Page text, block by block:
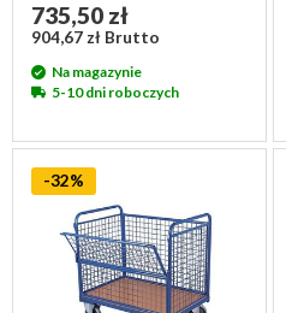
735,50 zł
904,67 zł Brutto
Na magazynie
5-10 dni roboczych
-32%